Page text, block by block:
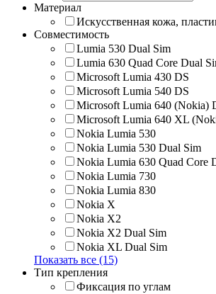
Материал
Искусственная кожа,
Совместимость
Lumia 530 Dual Sim
Lumia 630 Quad Core Dual
Microsoft Lumia 430 DS
Microsoft Lumia 540 DS
Microsoft Lumia 640 (Nokia)
Microsoft Lumia 640 XL
Nokia Lumia 530
Nokia Lumia 530 Dual Sim
Nokia Lumia 630 Quad Core
Nokia Lumia 730
Nokia Lumia 830
Nokia X
Nokia X2
Nokia X2 Dual Sim
Nokia XL Dual Sim
Показать все (15)
Тип крепления
Фиксация по углам